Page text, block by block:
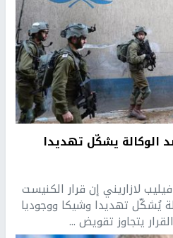
الوكالة يشكّل تهديدا
لازاريني إن قرار الكنيست
يُشكّل تهديدا وشيكا ووجوديا
يتجاوز تقويض ...